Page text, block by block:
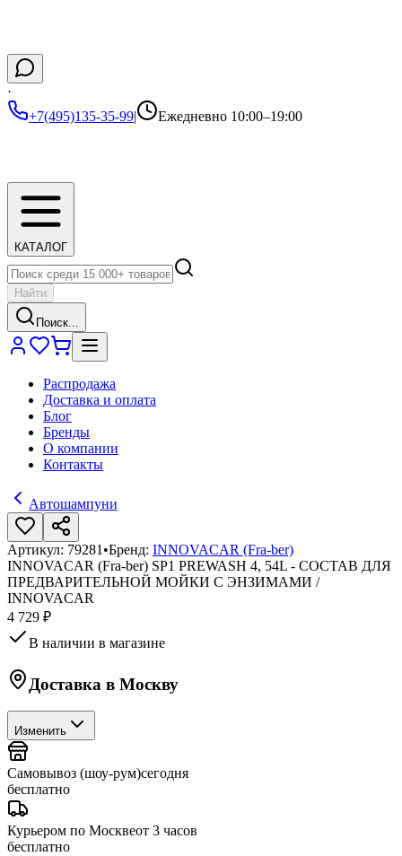
·
+7(495)135-35-99| Ежедневно 10:00–19:00
КАТАЛОГ
Найти
Поиск...
Распродажа
Доставка и оплата
Блог
Бренды
О компании
Контакты
Автошампуни
Артикул: 79281 •Бренд: INNOVACAR (Fra-ber)
INNOVACAR (Fra-ber) SP1 PREWASH 4, 54L - СОСТАВ ДЛЯ
ПРЕДВАРИТЕЛЬНОЙ МОЙКИ С ЭНЗИМАМИ /
INNOVACAR
4 729 ₽
В наличии в магазине
Доставка в Москву
Изменить
Самовывоз (шоу-рум)сегодня
бесплатно
Курьером по Москвеот 3 часов
бесплатно